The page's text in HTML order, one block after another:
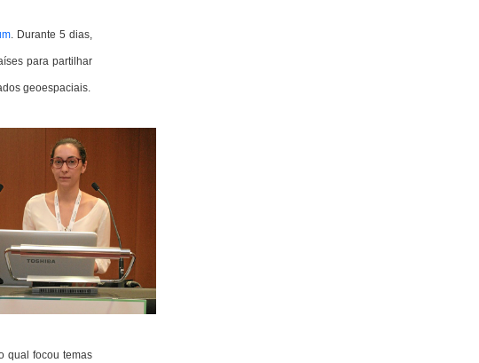
. Durante 5 dias,
para partilhar
geoespaciais.
qual focou temas